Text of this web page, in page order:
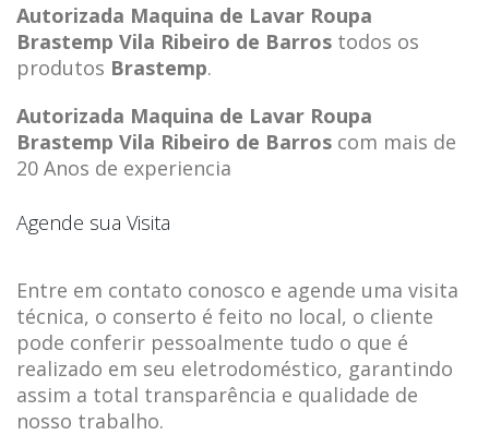
Autorizada Maquina de Lavar Roupa
Brastemp Vila Ribeiro de Barros todos os
produtos Brastemp.
Autorizada Maquina de Lavar Roupa
Brastemp Vila Ribeiro de Barros com mais de
20 Anos de experiencia
Agende sua Visita
Entre em contato conosco e agende uma visita
técnica, o conserto é feito no local, o cliente
pode conferir pessoalmente tudo o que é
realizado em seu eletrodoméstico, garantindo
assim a total transparência e qualidade de
nosso trabalho.